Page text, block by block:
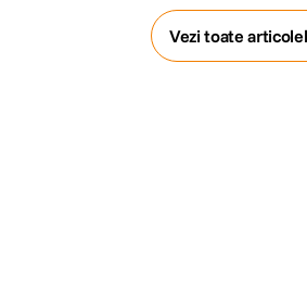
trecerea la un sistem full-frame sau
Vezi toate